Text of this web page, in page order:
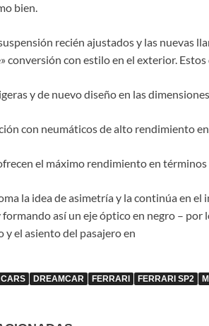
bien.
recién ajustados y las nuevas
conversión con estilo en el exterior. Estos
y de nuevo diseño en las
con neumáticos de alto rendimiento
el máximo rendimiento en
la idea de asimetría y la continúa en
formando así un eje óptico en negro –
y el asiento del pasajero en
DREAMCAR FERRARI FERRARI SP2